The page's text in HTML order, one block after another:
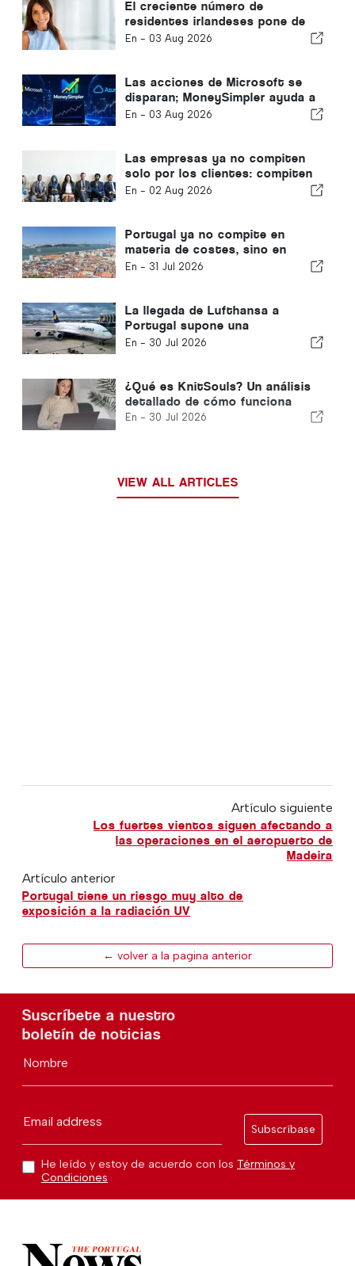
El creciente número de
residentes irlandeses pone de
relieve la transformación del
En - 03 Aug 2026
Las acciones de Microsoft se
disparan; MoneySimpler ayuda a
los inversores a generar
En - 03 Aug 2026
Las empresas ya no compiten
solo por los clientes: compiten
por el talento.
En - 02 Aug 2026
Portugal ya no compite en
materia de costes, sino en
materia de ecosistemas
En - 31 Jul 2026
La llegada de Lufthansa a
Portugal supone una
oportunidad
En - 30 Jul 2026
¿Qué es KnitSouls? Un análisis
detallado de cómo funciona
En - 30 Jul 2026
VIEW ALL ARTICLES
Artículo siguiente
Los fuertes vientos siguen afectando a
las operaciones en el aeropuerto de
Madeira
Artículo anterior
Portugal tiene un riesgo muy alto de
exposición a la radiación UV
← volver a la pagina anterior
Suscríbete a nuestro
boletín de noticias
Nombre
Email address
Subscríbase
He leído y estoy de acuerdo con los Términos y
Condiciones